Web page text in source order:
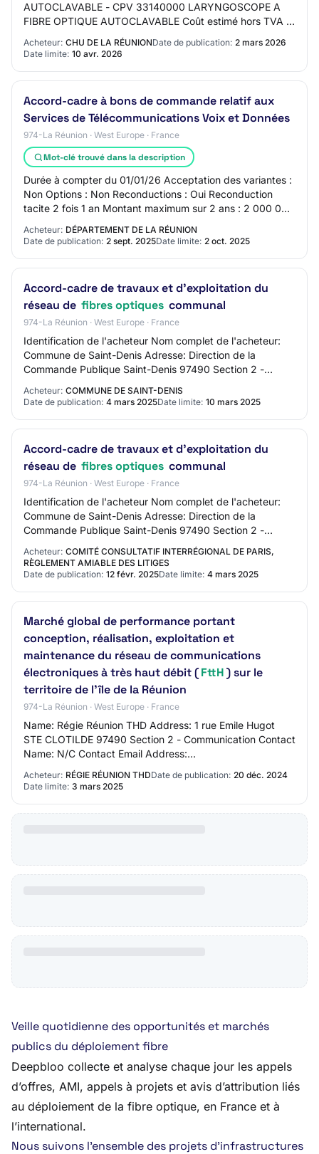
AUTOCLAVABLE - CPV 33140000 LARYNGOSCOPE A
FIBRE OPTIQUE AUTOCLAVABLE Coût estimé hors TVA :
120 000,00 euros Durée du marché : 48 mois. Durée à
compter du 01…
Acheteur: CHU DE LA RÉUNIONDate de publication: 2 mars 2026
Date limite: 10 avr. 2026
Accord-cadre à bons de commande relatif aux
Services de Télécommunications Voix et Données
974-La Réunion · West Europe · France
Mot-clé trouvé dans la description
Durée à compter du 01/01/26 Acceptation des variantes :
Non Options : Non Reconductions : Oui Reconduction
tacite 2 fois 1 an Montant maximum sur 2 ans : 2 000 000
euros HT Lot N° 4 - Réseau FON - CP…
Acheteur: DÉPARTEMENT DE LA RÉUNION
Date de publication: 2 sept. 2025Date limite: 2 oct. 2025
Accord-cadre de travaux et d'exploitation du
réseau de fibres optiques communal
974-La Réunion · West Europe · France
Identification de l'acheteur Nom complet de l'acheteur:
Commune de Saint-Denis Adresse: Direction de la
Commande Publique Saint-Denis 97490 Section 2 -
Acheteur: COMMUNE DE SAINT-DENIS
Date de publication: 4 mars 2025Date limite: 10 mars 2025
Accord-cadre de travaux et d'exploitation du
réseau de fibres optiques communal
974-La Réunion · West Europe · France
Identification de l'acheteur Nom complet de l'acheteur:
Commune de Saint-Denis Adresse: Direction de la
Commande Publique Saint-Denis 97490 Section 2 -
Communication Nom du contact: N/C Adresse mail…
Acheteur: COMITÉ CONSULTATIF INTERRÉGIONAL DE PARIS,
RÈGLEMENT AMIABLE DES LITIGES
Date de publication: 12 févr. 2025Date limite: 4 mars 2025
Marché global de performance portant
conception, réalisation, exploitation et
maintenance du réseau de communications
électroniques à très haut débit (FttH) sur le
territoire de l’île de la Réunion
974-La Réunion · West Europe · France
Name: Régie Réunion THD Address: 1 rue Emile Hugot
STE CLOTILDE 97490 Section 2 - Communication Contact
Name: N/C Contact Email Address:
denis.fabregue@reunionthd.re Contact Phone Number:
+33 2621501…
Acheteur: RÉGIE RÉUNION THDDate de publication: 20 déc. 2024
Date limite: 3 mars 2025
Veille quotidienne des opportunités et marchés
publics du déploiement fibre
Deepbloo collecte et analyse chaque jour les appels
d’offres, AMI, appels à projets et avis d’attribution liés
au déploiement de la fibre optique, en France et à
l’international.
Nous suivons l’ensemble des projets d’infrastructures